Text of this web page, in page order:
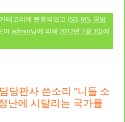
카테고리에 분류되었고 ISD, MS, 국방
며 admin님에 의해 2012년 7월 3일에
당판사 쓴소리 “니들 소
난에 시달리는 국가를